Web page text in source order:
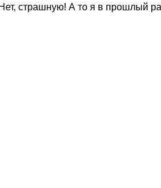
страшную! А то я в прошлый